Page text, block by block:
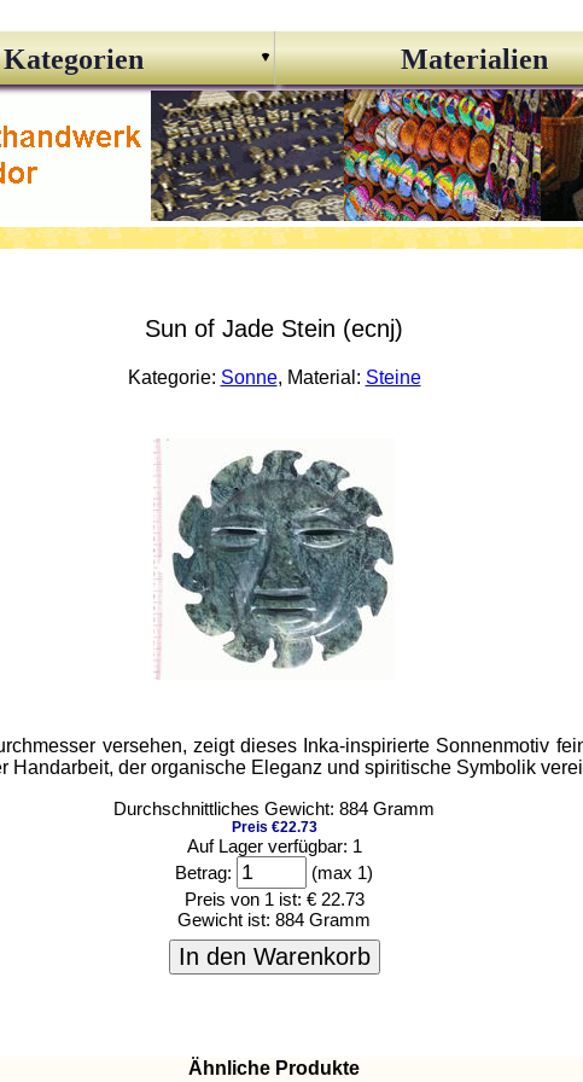
Kategorien Materialien
Sun of Jade Stein (ecnj)
Kategorie: Sonne, Material: Steine
versehen, zeigt dieses Inka-inspirierte Sonnenmotiv
der organische Eleganz und spiritische Symbolik
Durchschnittliches Gewicht: 884 Gramm
Preis €22.73
Auf Lager verfügbar: 1
Betrag:
(max 1)
Preis von 1 ist: € 22.73
Gewicht ist: 884 Gramm
In den Warenkorb
Ähnliche Produkte